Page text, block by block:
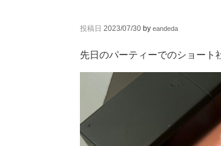
投稿日 2023/07/30 by eandeda
先日のパーティーでのショート